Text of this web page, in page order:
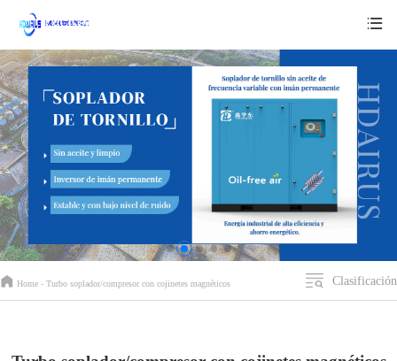
Home - Turbo soplador/compresor con cojinetes magnéticos Clasificación